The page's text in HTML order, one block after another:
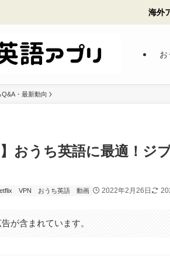
海外
お
・最新動向
おうち英語に最適！ジ
VPN おうち英語 動画 2022年2月26日
が含まれています。